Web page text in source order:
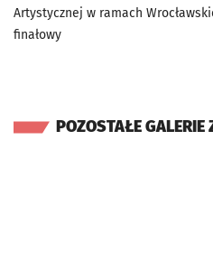
Artystycznej w ramach
finałowy
POZOSTAŁE GALERIE